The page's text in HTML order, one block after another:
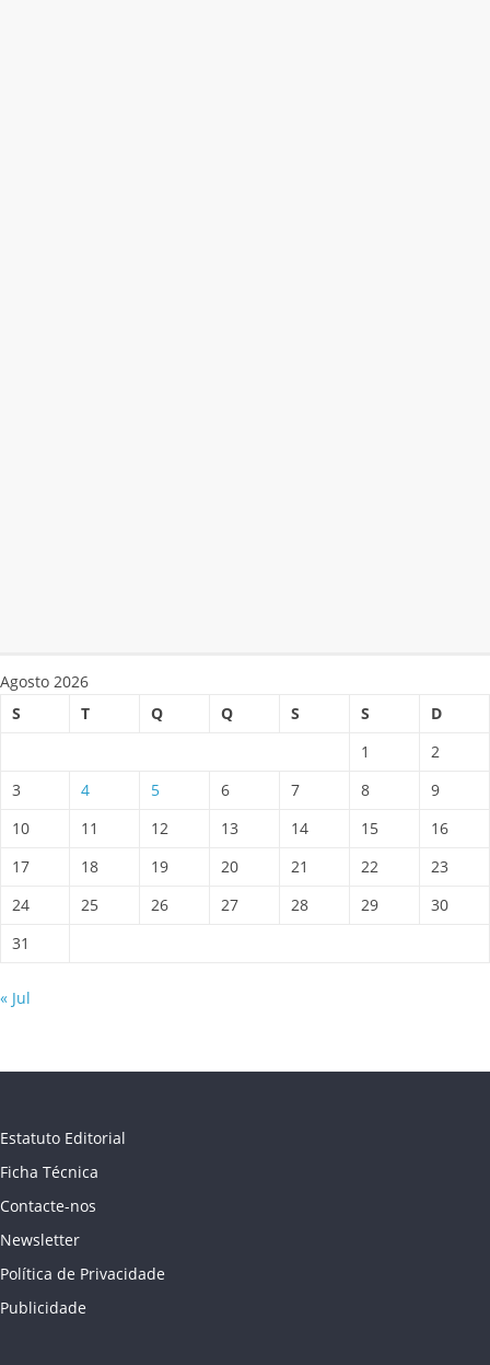
Agosto 2026
S
T Q Q S S
D
1
2
3
4 5 6 7 8
9
10
11 12 13 14 15
16
17
18 19 20 21 22
23
24
25 26 27 28 29
30
31
« Jul
Estatuto Editorial
Ficha Técnica
Contacte-nos
Newsletter
Política de Privacidade
Publicidade